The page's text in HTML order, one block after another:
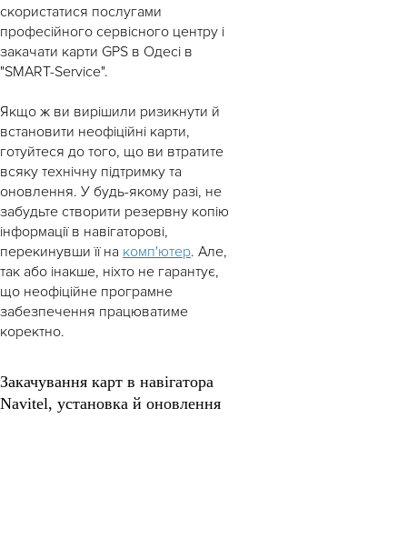
скористатися послугами
професійного сервісного центру і
закачати карти GPS в Одесі в
"SMART-Service".
Якщо ж ви вирішили ризикнути й
встановити неофіційні карти,
готуйтеся до того, що ви втратите
всяку технічну підтримку та
оновлення. У будь-якому разі, не
забудьте створити резервну копію
інформації в навігаторові,
перекинувши її на комп'ютер. Але,
так або інакше, ніхто не гарантує,
що неофіційне програмне
забезпечення працюватиме
коректно.
Закачування карт в навігатора
Navitel, установка й оновлення